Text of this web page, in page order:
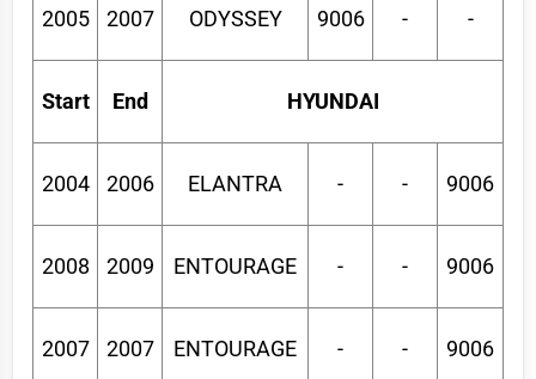
2005 2007 ODYSSEY 9006 - -
Start End HYUNDAI
2004 2006 ELANTRA - - 9006
2008 2009 ENTOURAGE - - 9006
2007 2007 ENTOURAGE - - 9006